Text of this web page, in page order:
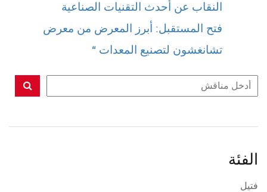
النقاب عن أحدث التقنيات الصناعية
فتح المستقبل: أبرز المعرض من معرض
تشانغشون لتصنيع المعدات “
الفئة
فتيل